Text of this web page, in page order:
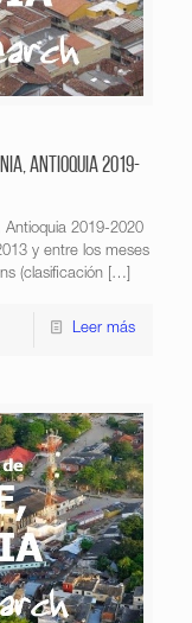
Antioquia 2019-
Antioquia 2019-2020
y entre los meses
(clasificación […]
Leer más